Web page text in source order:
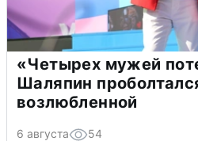
«Четырех мужей
Шаляпин
возлюбленной
6 августа 54